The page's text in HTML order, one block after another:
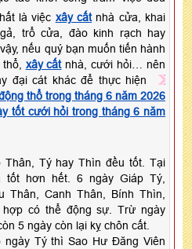
là việc xây cấtnhà cửa, khai
trổ cửa, đào kinh rạch hay
nếu quý bạn muốn tiến hành
xây cấtnhà, cưới hỏi… nên
đại cát khác để thực hiện
thổ trong tháng 6 năm 2026
tốt cưới hỏi trong tháng 6 năm
Thân, Tý hay Thìn đều tốt. Tại
hơn hết. 6 ngày Giáp Tý,
Thân, Canh Thân, Bính Thìn,
có thể động sự. Trừ ngày
5 ngày còn lại kỵ chôn cất.
ngày Tý thì Sao Hư Đăng Viên